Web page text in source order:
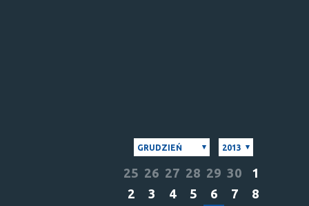
GRUDZIEŃ 2013
25 26 27 28 29 30
1
2
3 4 5 6 7
8